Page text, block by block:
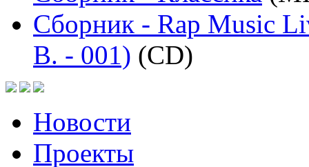
Сборник - Rap Music
B. - 001) (CD)
Новости
Проекты